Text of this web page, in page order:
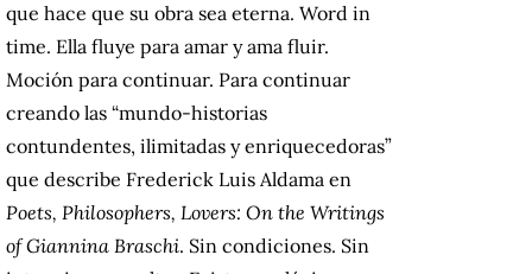
que hace que su obra sea eterna. Word in
time. Ella fluye para amar y ama fluir.
Moción para continuar. Para continuar
creando las “mundo-historias
contundentes, ilimitadas y enriquecedoras”
que describe Frederick Luis Aldama en
Poets, Philosophers, Lovers: On the Writings
of Giannina Braschi. Sin condiciones. Sin